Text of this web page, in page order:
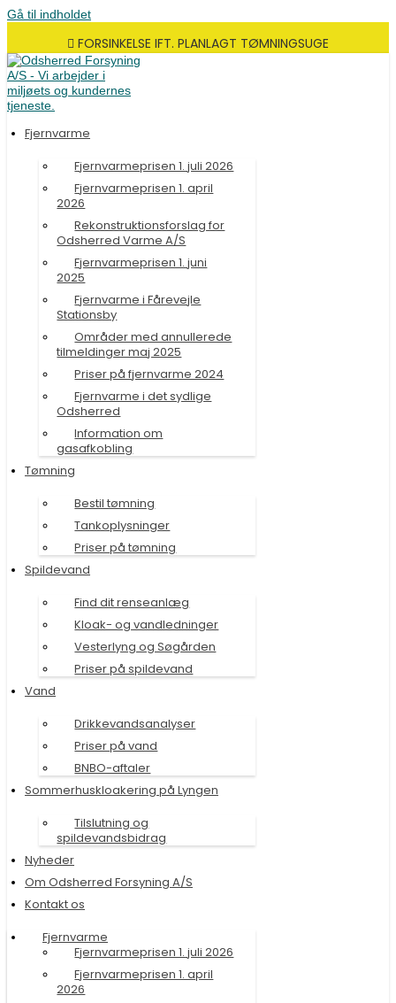
Gå til indholdet
FORSINKELSE IFT. PLANLAGT TØMNINGSUGE
Fjernvarme
Fjernvarmeprisen 1. juli 2026
Fjernvarmeprisen 1. april
2026
Rekonstruktionsforslag for
Odsherred Varme A/S
Fjernvarmeprisen 1. juni
2025
Fjernvarme i Fårevejle
Stationsby
Områder med annullerede
tilmeldinger maj 2025
Priser på fjernvarme 2024
Fjernvarme i det sydlige
Odsherred
Information om
gasafkobling
Tømning
Bestil tømning
Tankoplysninger
Priser på tømning
Spildevand
Find dit renseanlæg
Kloak- og vandledninger
Vesterlyng og Søgården
Priser på spildevand
Vand
Drikkevandsanalyser
Priser på vand
BNBO-aftaler
Sommerhuskloakering på Lyngen
Tilslutning og
spildevandsbidrag
Nyheder
Om Odsherred Forsyning A/S
Kontakt os
Fjernvarme
Fjernvarmeprisen 1. juli 2026
Fjernvarmeprisen 1. april
2026